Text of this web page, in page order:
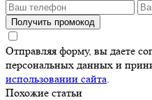
Получить промокод
Отправляя форму, вы даете
персональных данных и
использовании сайта.
Похожие статьи